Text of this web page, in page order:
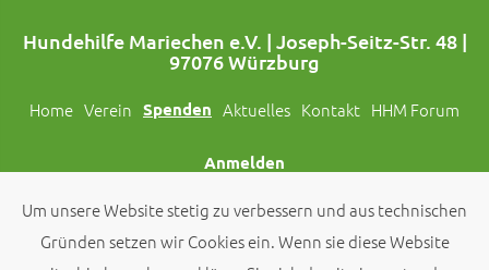
Hundehilfe Mariechen e.V. | Joseph-Seitz-Str. 48 |
97076 Würzburg
Home Verein Spenden Aktuelles Kontakt HHM Forum
Anmelden
Folgt uns auch auf Social Media!
Um unsere Website stetig zu verbessern und aus technischen
Gründen setzen wir Cookies ein. Wenn sie diese Website